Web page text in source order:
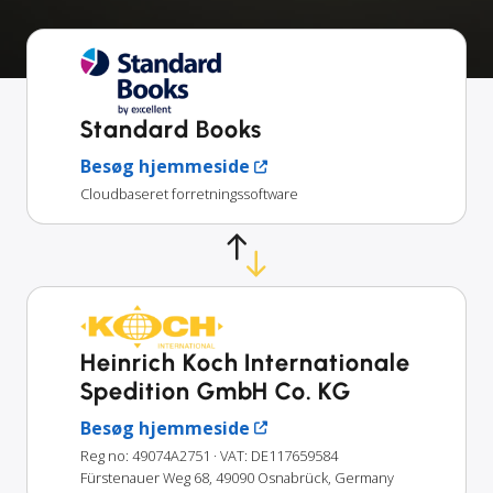
Standard Books
Besøg hjemmeside
Cloudbaseret forretningssoftware
Heinrich Koch Internationale
Spedition GmbH Co. KG
Besøg hjemmeside
Reg no: 49074A2751 · VAT: DE117659584
Fürstenauer Weg 68, 49090 Osnabrück, Germany